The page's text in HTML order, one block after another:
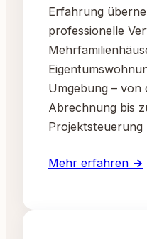
Erfahrung
professionelle
Umgebung –
Abrechnung bis
Projektsteuerung
Mehr erfahren →